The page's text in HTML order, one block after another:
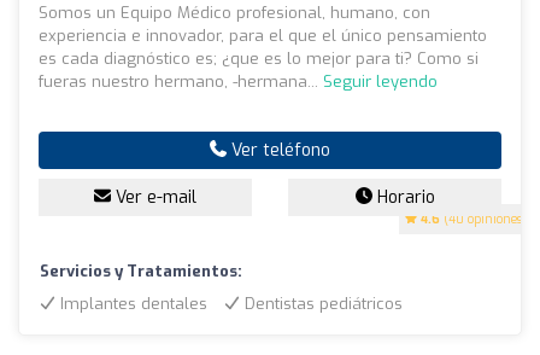
4.6 (40 opiniones)
Somos un Equipo Médico profesional, humano, con
experiencia e innovador, para el que el único pensamiento
es cada diagnóstico es; ¿que es lo mejor para ti? Como si
fueras nuestro hermano, -hermana... Seguir leyendo
Ver teléfono
Ver e-mail Horario
Servicios y Tratamientos:
Implantes dentales
Dentistas pediátricos